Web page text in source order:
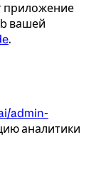
приложение
вашей
.
admin-
аналитики